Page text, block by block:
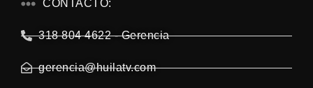
CONTACTO:
318 804 4622 - Gerencia
gerencia@huilatv.com